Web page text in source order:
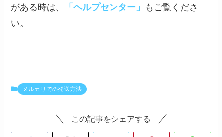
がある時は、
「ヘルプセンター」
もご覧くださ
い。
メルカリでの発送方法
この記事をシェアする